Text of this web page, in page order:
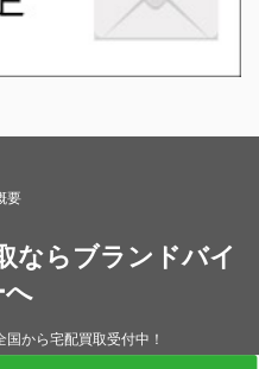
要
ならブランドバイ
へ
から宅配買取受付中！